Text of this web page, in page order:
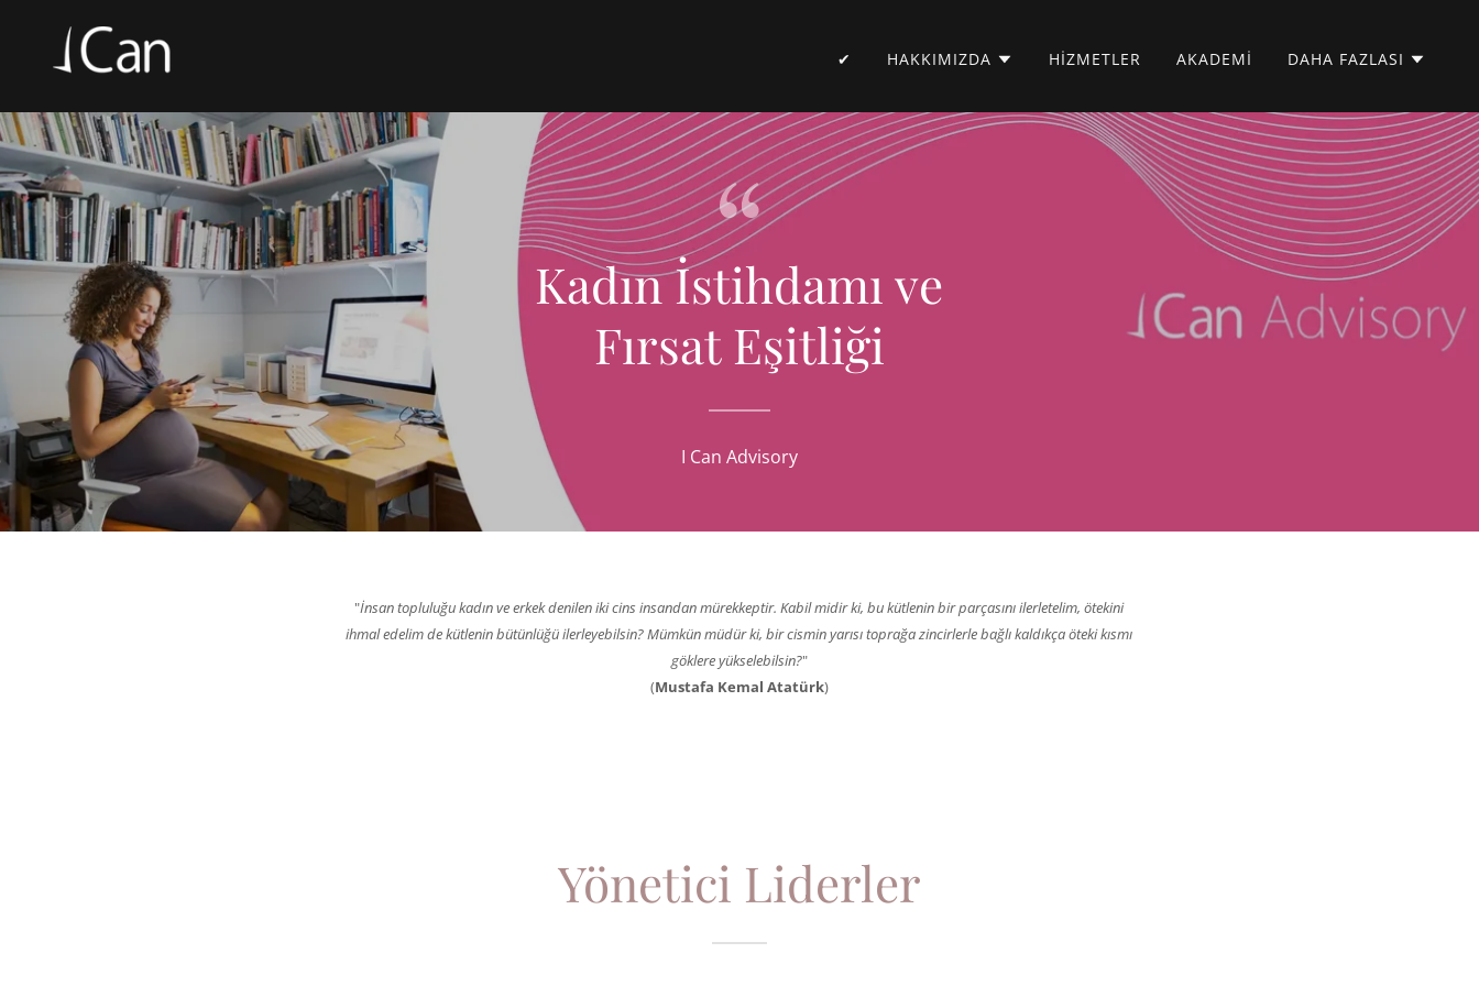
✔ HAKKIMIZDA HIZMETLER AKADEMI DAHA FAZLASI
Kadın İstihdamı ve
Fırsat Eşitliği
I Can Advisory
"İnsan topluluğu kadın ve erkek denilen iki cins insandan mürekkeptir. Kabil midir ki, bu kütlenin bir parçasını ilerletelim, ötekini
ihmal edelim de kütlenin bütünlüğü ilerleyebilsin? Mümkün müdür ki, bir cismin yarısı toprağa zincirlerle bağlı kaldıkça öteki kısmı
göklere yükselebilsin?"
(Mustafa Kemal Atatürk)
Yönetici Liderler